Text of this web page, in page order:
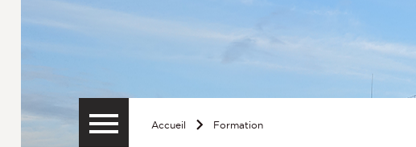
Accueil Formation